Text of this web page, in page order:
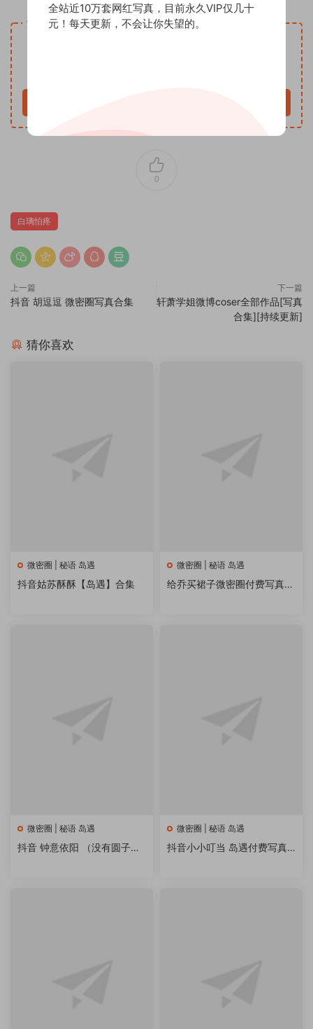
资源下载
0
白璃怕疼
上一篇
抖音 胡逗逗 微密圈写真合集
下一篇
轩萧学姐微博coser全部作品[写真
合集][持续更新]
猜你喜欢
微密圈 | 秘语 岛遇
抖音姑苏酥酥【岛遇】合集
微密圈 | 秘语 岛遇
给乔买裙子微密圈付费写真&
微密圈 | 秘语 岛遇
抖音 钟意依阳 （没有圆子）
微密圈 | 秘语 岛遇
抖音小小叮当 岛遇付费写真&
全站近10万套网红写真，目前永久VIP仅几十
元！每天更新，不会让你失望的。